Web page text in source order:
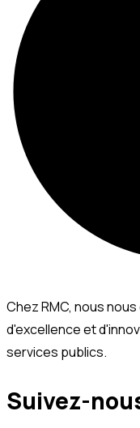
Chez RMC, nous
d'excellence et
services publics.
Suivez-